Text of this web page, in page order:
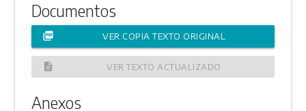
Documentos
picture_as_pdf VER COPIA TEXTO ORIGINAL
description VER TEXTO ACTUALIZADO
Anexos